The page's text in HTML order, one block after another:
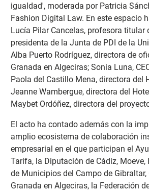
igualdad', moderada por Patricia
Fashion Digital Law. En este espacio
Lucía Pilar Cancelas, profesora titular
presidenta de la Junta de PDI de la
Alba Puerto Rodríguez, directora de
Granada en Algeciras; Sonia Luna,
Paola del Castillo Mena, directora del
Jeanne Wambergue, directora del
Maybet Ordóñez, directora del
El acto ha contado además con la
amplio ecosistema de colaboración
empresarial en el que participan el
Tarifa, la Diputación de Cádiz,
de Municipios del Campo de Gibraltar,
Granada en Algeciras, la Federación